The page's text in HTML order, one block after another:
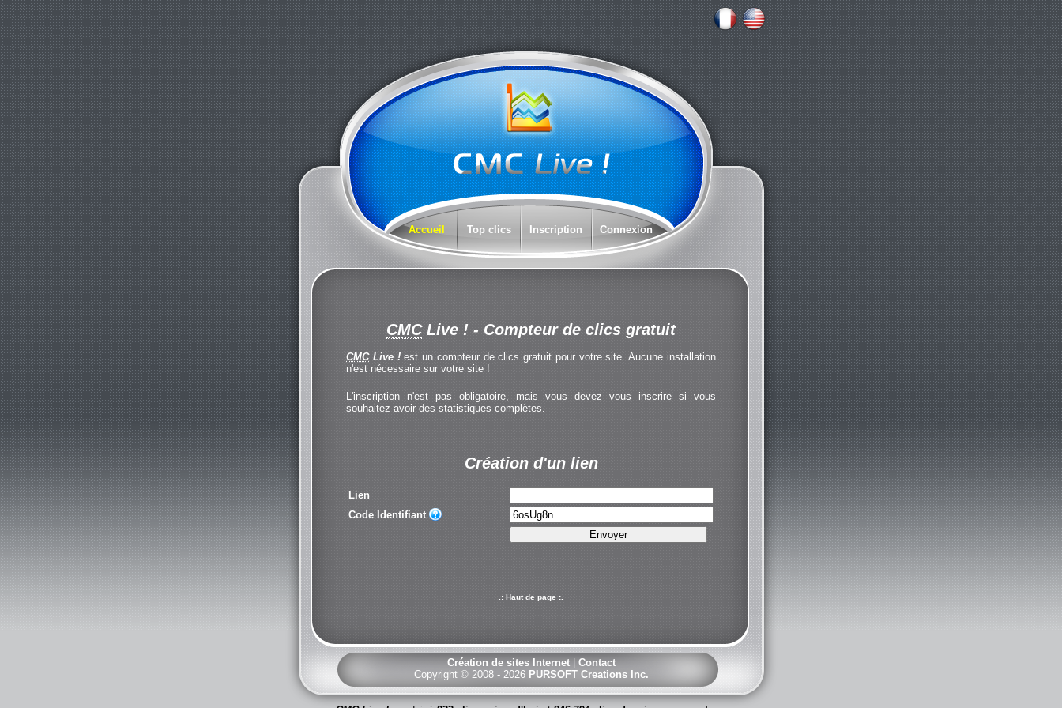
Accueil Top clics Inscription Connexion
CMCLive ! - Compteur de clics gratuit
CMCLive !est un compteur de clics gratuit pour votre site. Aucune installation
n'est nécessaire sur votre site !
L'inscription n'est pas obligatoire, mais vous devez vous inscrire si vous
souhaitez avoir des statistiques complètes.
Création d'un lien
Lien
Code Identifiant
.: Haut de page :.
Création de sites Internet| Contact
Copyright © 2008 - 2026 PURSOFT Creations Inc.